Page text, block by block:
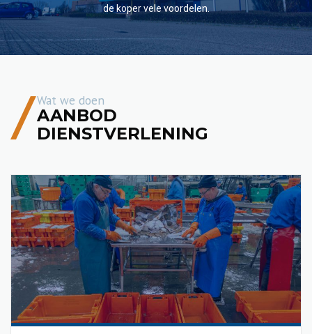
de koper vele voordelen.
Wat we doen
AANBOD
DIENSTVERLENING